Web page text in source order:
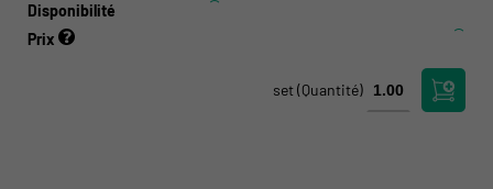
Disponibilité
Prix
set(Quantité)